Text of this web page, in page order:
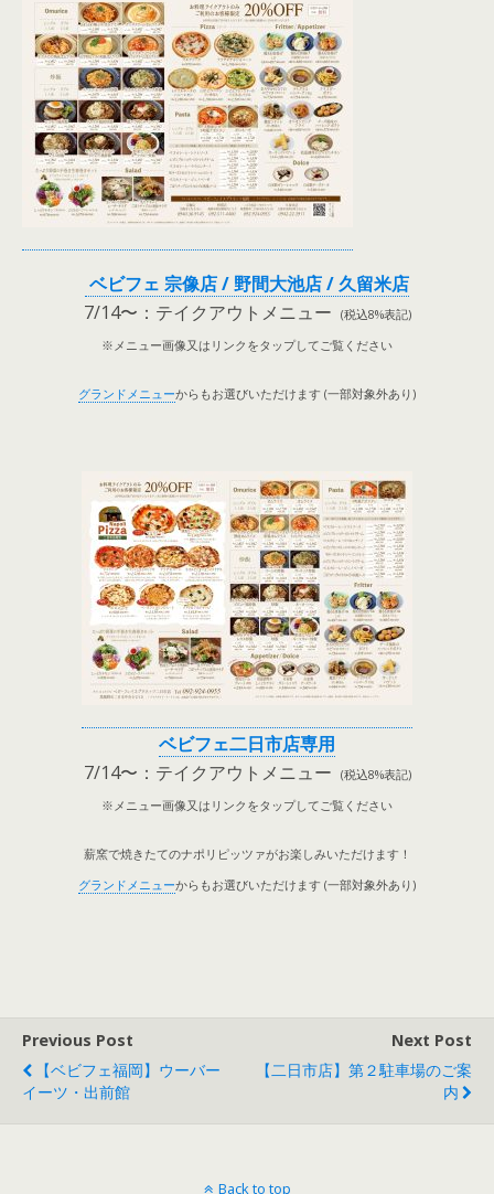
ベビフェ 宗像店 / 野間大池店 / 久留米店
7/14〜：テイクアウトメニュー
(税込8%表記)
※メニュー画像又はリンクをタップしてご覧ください
グランドメニューからもお選びいただけます (一部対象外あり)
ベビフェ二日市店専用
7/14〜：テイクアウトメニュー
(税込8%表記)
※メニュー画像又はリンクをタップしてご覧ください
薪窯で焼きたてのナポリピッツァがお楽しみいただけます！
グランドメニューからもお選びいただけます (一部対象外あり)
Previous Post
【ベビフェ福岡】ウーバー
イーツ・出前館
Next Post
【二日市店】第２駐車場のご案
内
Back to top